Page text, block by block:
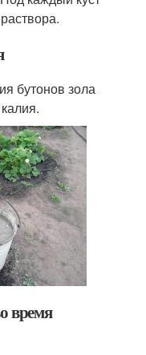
бутонов зола
время